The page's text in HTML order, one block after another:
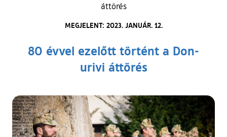
áttörés
MEGJELENT: 2023. JANUÁR. 12.
80 évvel ezelőtt történt a Don-
urivi áttörés